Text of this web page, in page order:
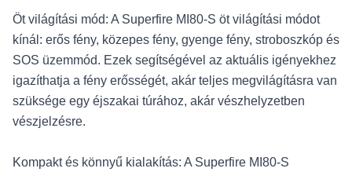
Öt világítási mód: A Superfire MI80-S öt világítási módot
kínál: erős fény, közepes fény, gyenge fény, stroboszkóp és
SOS üzemmód. Ezek segítségével az aktuális igényekhez
igazíthatja a fény erősségét, akár teljes megvilágításra van
szüksége egy éjszakai túrához, akár vészhelyzetben
vészjelzésre.
Kompakt és könnyű kialakítás: A Superfire MI80-S